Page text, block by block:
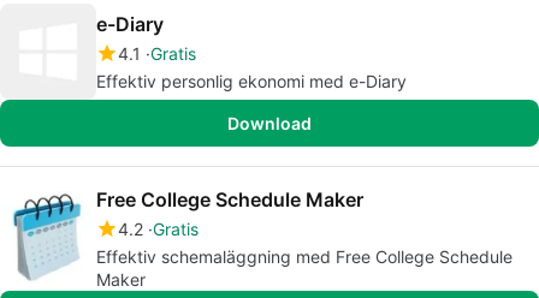
e-Diary
4.1 Gratis
Effektiv personlig ekonomi med e-Diary
Download
Free College Schedule Maker
4.2 Gratis
Effektiv schemaläggning med Free College Schedule
Maker